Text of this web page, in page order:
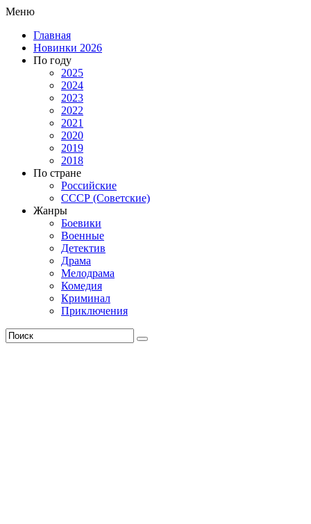
Меню
Главная
Новинки 2026
По году
2025
2024
2023
2022
2021
2020
2019
2018
По стране
Российские
СССР (Советские)
Жанры
Боевики
Военные
Детектив
Драма
Мелодрама
Комедия
Криминал
Приключения